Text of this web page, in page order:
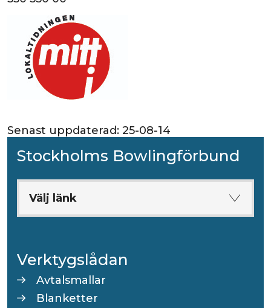
Stockholms Bowlingförbund
Välj länk
Verktygslådan
Avtalsmallar
Blanketter
Senast uppdaterad: 25-08-14